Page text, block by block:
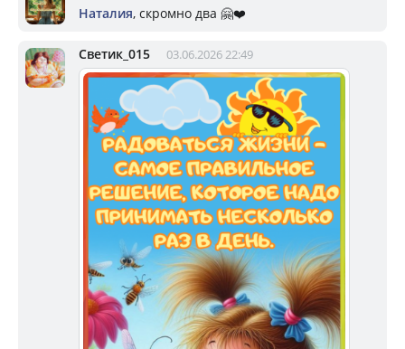
Наталия, скромно два 🤗❤️
Светик_015 03.06.2026 22:49